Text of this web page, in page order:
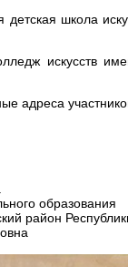
школа
искусств
адреса
образования
район